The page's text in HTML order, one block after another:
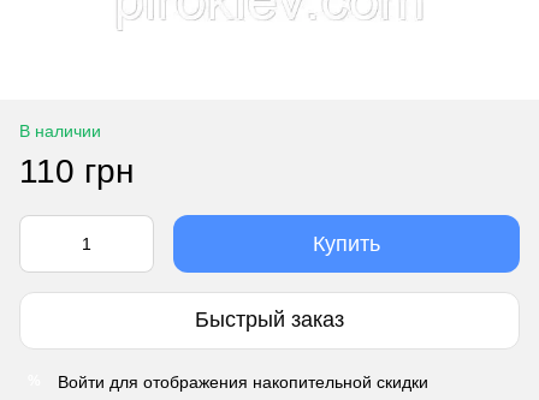
В наличии
110 грн
Купить
Быстрый заказ
Войти для отображения накопительной скидки